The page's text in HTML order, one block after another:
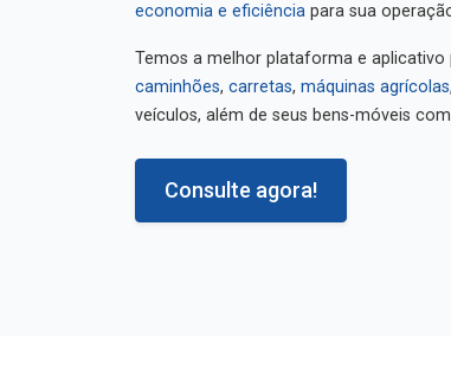
economia e eficiência para sua
Temos a melhor plataforma e
caminhões, carretas, máquinas agrícolas,
veículos, além de seus bens-móveis
Consulte agora!